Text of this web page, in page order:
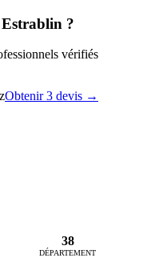
Estrablin ?
vérifiés
Obtenir 3 devis →
38
DÉPARTEMENT